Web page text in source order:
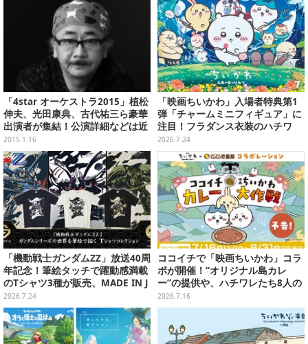
「4star オーケストラ2015」植松
伸夫、光田康典、古代祐三ら豪華
出演者が集結！公演詳細などは近
日発表
2015.1.16
「映画ちいかわ」入場者特典第1
弾「チャームミニフィギュア」に
注目！フラダンス衣装のハチワ
レ、うさぎら全8種類
2026.7.24
「機動戦士ガンダムZZ」放送40周
年記念！筆絵タッチで躍動感満載
のTシャツ3種が販売、MADE IN J
APANで品質にもこだわり
2026.7.24
ココイチで「映画ちいかわ」コラ
ボが開催！“オリジナル島カレ
ー”の提供や、ハチワレたち8人の
スプーン置きフィギュアをプレゼ
ント
2026.7.16